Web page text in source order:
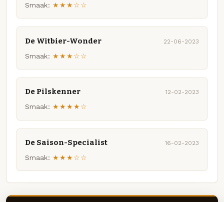
Smaak: ★★★☆☆
De Witbier-Wonder 22-06-2023
Smaak: ★★★☆☆
De Pilskenner 12-02-2023
Smaak: ★★★★☆
De Saison-Specialist 16-02-2023
Smaak: ★★★☆☆